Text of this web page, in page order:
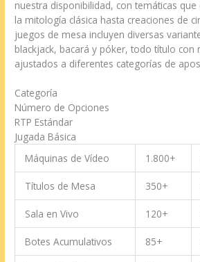
nuestra disponibilidad, con temáticas
la mitología clásica hasta creaciones de
juegos de mesa incluyen diversas
blackjack, bacará y póker, todo título con
ajustados a diferentes categorías de
Categoría
Número de Opciones
RTP Estándar
Jugada Básica
Máquinas de Vídeo
1.800+
Títulos de Mesa 350+
Sala en Vivo 120+
Botes Acumulativos 85+